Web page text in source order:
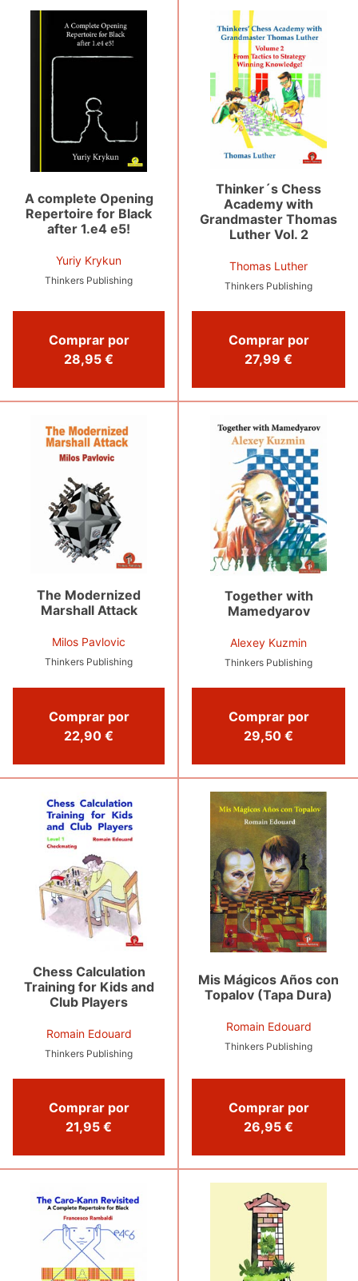
A complete Opening
Repertoire for Black
after 1.e4 e5!
Yuriy Krykun
Thinkers Publishing
Comprar por
28,95 €
Thinker´s Chess
Academy with
Grandmaster Thomas
Luther Vol. 2
Thomas Luther
Thinkers Publishing
Comprar por
27,99 €
The Modernized
Marshall Attack
Milos Pavlovic
Thinkers Publishing
Comprar por
22,90 €
Together with
Mamedyarov
Alexey Kuzmin
Thinkers Publishing
Comprar por
29,50 €
Chess Calculation
Training for Kids and
Club Players
Romain Edouard
Thinkers Publishing
Comprar por
21,95 €
Mis Mágicos Años con
Topalov (Tapa Dura)
Romain Edouard
Thinkers Publishing
Comprar por
26,95 €